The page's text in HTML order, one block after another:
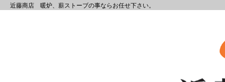
近藤商店 暖炉、薪ストーブの事ならお任せ下さい。